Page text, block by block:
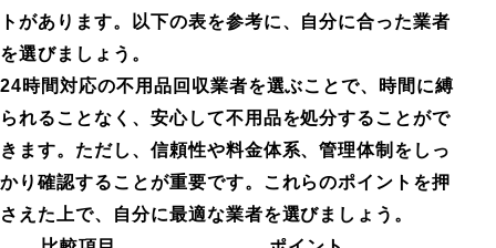
トがあります。以下の表を参考に、自分に合った業者
を選びましょう。
24時間対応の不用品回収業者を選ぶことで、時間に縛
られることなく、安心して不用品を処分することがで
きます。ただし、信頼性や料金体系、管理体制をしっ
かり確認することが重要です。これらのポイントを押
さえた上で、自分に最適な業者を選びましょう。